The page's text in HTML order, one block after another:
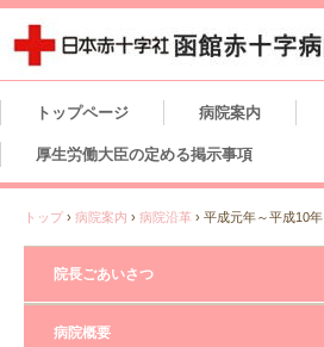
トップページ 病院案内
厚生労働大臣の定める掲示事項
トップ › 病院案内 › 病院沿革 › 平成元年～平成10年
院長ごあいさつ
病院概要